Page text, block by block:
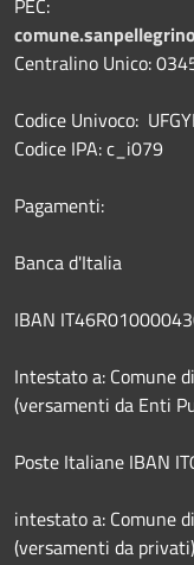
Centralino Unico:
Codice Univoco:
Codice IPA: c_i079
Pagamenti:
Banca d'Italia
IBAN
Intestato a: Comune
(versamenti da Enti
Poste Italiane IBAN
intestato a: Comune
(versamenti da privati)